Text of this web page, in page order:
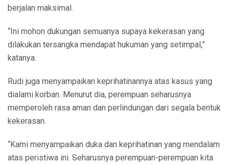
berjalan maksimal.
“Ini mohon dukungan semuanya supaya kekerasan yang
dilakukan tersangka mendapat hukuman yang setimpal,”
katanya.
Rudi juga menyampaikan keprihatinannya atas kasus yang
dialami korban. Menurut dia, perempuan seharusnya
memperoleh rasa aman dan perlindungan dari segala bentuk
kekerasan.
“Kami menyampaikan duka dan keprihatinan yang mendalam
atas peristiwa ini. Seharusnya perempuan-perempuan kita